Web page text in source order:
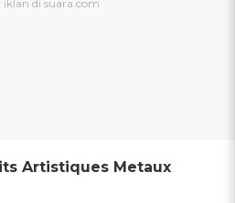
Artistiques Metaux